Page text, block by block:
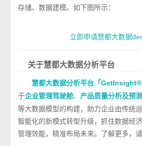
存储、数据建模。如下图所示：
立即申请慧都大数据
关于慧都大数据分析平台
慧都大数据分析平台「
于企业管理驾驶舱、 产品质量分析及预测
等大数据模型的构建，助力企业由传统
智能化的新模式转型升级，抓住数据经
管理效能，精准布局未来。了解更多，